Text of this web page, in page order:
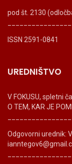
pod št. 2130
ISSN 2591-0841
UREDNIŠTVO
V FOKUSU, spletni
O TEM, KAR JE
Odgovorni urednik: